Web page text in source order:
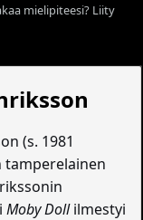
mielipiteesi? Liity
(s. 1981
tamperelainen
Moby Dollilmestyi